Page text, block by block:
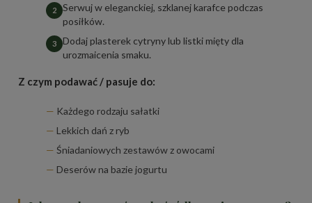
Serwuj w eleganckiej, szklanej karafce podczas
posiłków.
Dodaj plasterek cytryny lub listki mięty dla
urozmaicenia smaku.
Z czym podawać / pasuje do:
Każdego rodzaju sałatki
Lekkich dań z ryb
Śniadaniowych zestawów z owocami
Deserów na bazie jogurtu